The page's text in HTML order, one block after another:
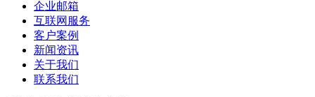
企业邮箱
互联网服务
客户案例
新闻资讯
关于我们
联系我们